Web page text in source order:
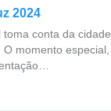
2024
toma conta da
O momento